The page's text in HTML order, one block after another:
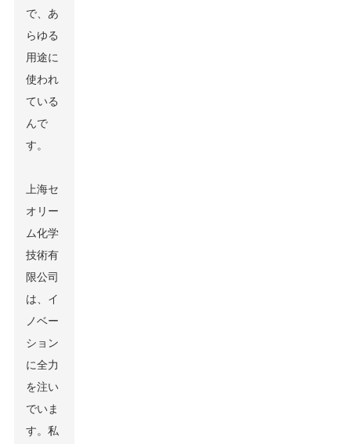
で、あ
らゆる
用途に
使われ
ている
んで
す。
上海セ
オリー
ム化学
技術有
限公司
は、イ
ノベー
ション
に全力
を注い
でいま
す。私